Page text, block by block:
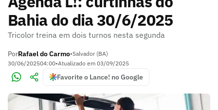
Bahia do dia 30/6/2025
Tricolor treina em dois turnos nesta segunda
PorRafael do Carmo•Salvador (BA)
30/06/202504:00•Atualizado em 03/09/2025
Favorite o Lance! no Google